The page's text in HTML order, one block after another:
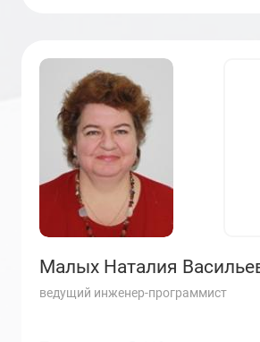
Малых Наталия
ведущий инженер-программист